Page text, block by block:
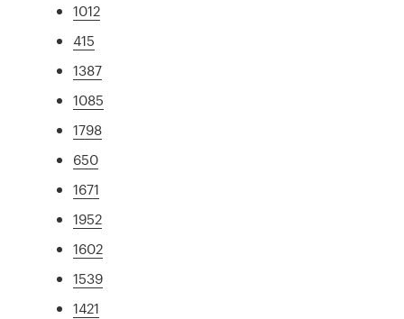
1012
415
1387
1085
1798
650
1671
1952
1602
1539
1421